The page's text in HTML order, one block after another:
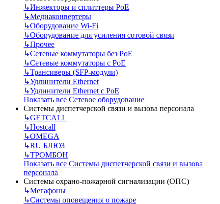
↳Инжекторы и сплиттеры РоЕ
↳Медиаконвертеры
↳Оборудование Wi-Fi
↳Оборудование для усиления сотовой связи
↳Прочее
↳Сетевые коммутаторы без РоЕ
↳Сетевые коммутаторы с РоЕ
↳Трансиверы (SFP-модули)
↳Удлинители Ethernet
↳Удлинители Ethernet с PoE
Показать все Сетевое оборудование
Системы диспетчерской связи и вызова персонала
↳GETCALL
↳Hostcall
↳OMEGA
↳RU БЛЮЗ
↳ТРОМБОН
Показать все Системы диспетчерской связи и вызова
персонала
Системы охрано-пожарной сигнализации (ОПС)
↳Мегафоны
↳Системы оповещения о пожаре